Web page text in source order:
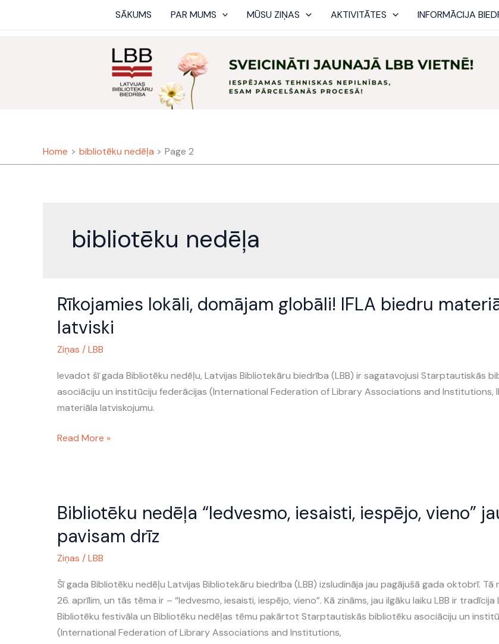
SĀKUMS PAR MUMS MŪSU ZIŅAS AKTIVITĀTES INFORMĀCIJA
Home bibliotēku nedēļa Page 2
bibliotēku nedēļa
Rīkojamies lokāli, domājam globāli! IFLA biedru
latviski
Ziņas /LBB
Ievadot šī gada Bibliotēku nedēļu, Latvijas Bibliotekāru biedrība (LBB) ir sagatavojusi Starptautiskās
asociāciju un institūciju federācijas (International Federation of Library Associations and Institutions,
materiāla latviskojumu.
lokāli,
domājam
globāli!
IFLA
materiāls
latviski
Read More »
Bibliotēku nedēļa “Iedvesmo, iesaisti, iespējo, vieno”
pavisam drīz
Ziņas /LBB
Šī gada Bibliotēku nedēļu Latvijas Bibliotekāru biedrība (LBB) izsludināja jau pagājušā gada oktobrī. Tā
26. aprīlim, un tās tēma ir – “Iedvesmo, iesaisti, iespējo, vieno”. Kā zināms, jau ilgāku laiku LBB ir tradīcija
Bibliotēku festivāla un Bibliotēku nedēļas tēmu pakārtot Starptautiskās bibliotēku asociāciju un
(International Federation of Library Associations and Institutions,
nedēļa
“Iedvesmo,
iesaisti,
iespējo,
jau
pavisam
drīz